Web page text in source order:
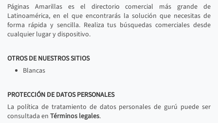
Páginas Amarillas es el directorio comercial más grande de
Latinoamérica, en el que encontrarás la solución que necesitas de
forma rápida y sencilla. Realiza tus búsquedas comerciales desde
cualquier lugar y dispositivo.
OTROS DE NUESTROS SITIOS
Blancas
PROTECCIÓN DE DATOS PERSONALES
La política de tratamiento de datos personales de gurú puede ser
consultada en Términos legales.